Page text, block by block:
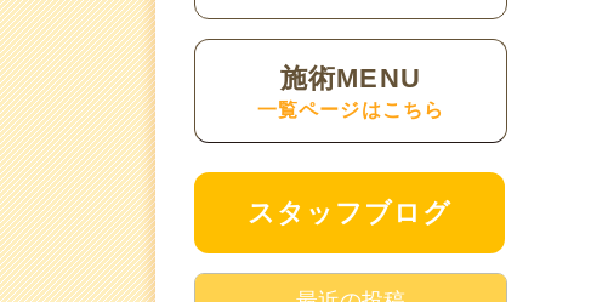
施術MENU
一覧ページはこちら
スタッフブログ